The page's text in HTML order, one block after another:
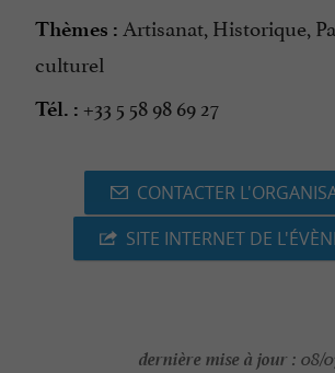
Thèmes : Artisanat, Historique,
culturel
Tél. : +33 5 58 98 69 27
CONTACTER
SITE INTERNET DE
dernière mise à jour : 08/